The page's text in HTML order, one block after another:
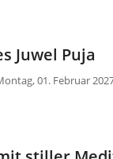
Juwel Puja
01. Februar